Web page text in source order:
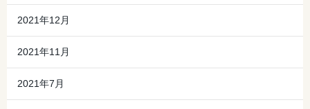
2021年12月
2021年11月
2021年7月